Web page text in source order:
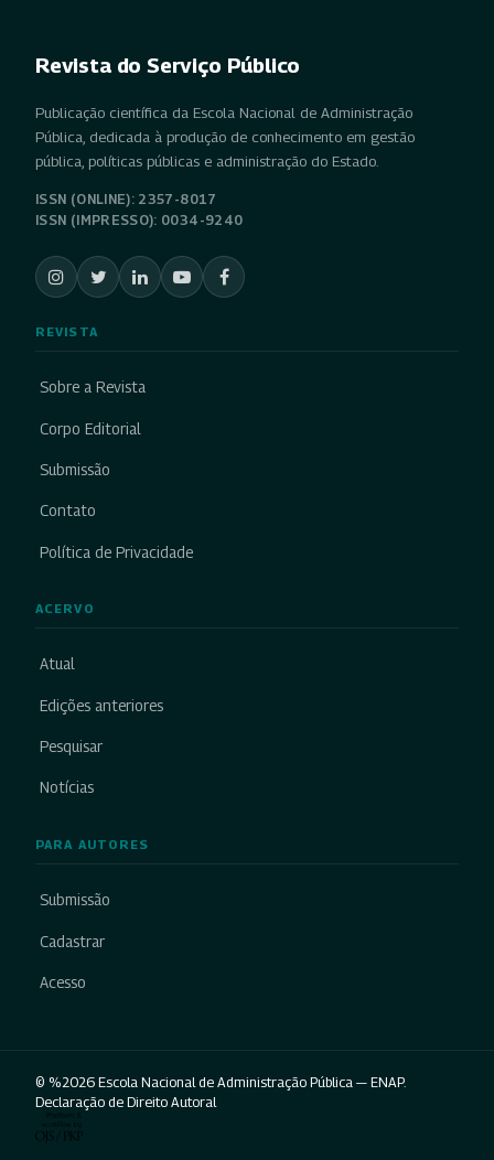
Revista do Serviço Público
Publicação científica da Escola Nacional de Administração
Pública, dedicada à produção de conhecimento em gestão
pública, políticas públicas e administração do Estado.
ISSN (ONLINE): 2357-8017
ISSN (IMPRESSO): 0034-9240
REVISTA
Sobre a Revista
Corpo Editorial
Submissão
Contato
Política de Privacidade
ACERVO
Atual
Edições anteriores
Pesquisar
Notícias
PARA AUTORES
Submissão
Cadastrar
Acesso
© %2026 Escola Nacional de Administração Pública — ENAP.
Declaração de Direito Autoral